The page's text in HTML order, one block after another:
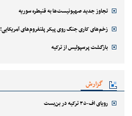
تجاوز جدید صهیونیست‌ها به قنیطره سوریه
زخم‌های کاری جنگ روی پیکر پلتفروم‌های آمریکایی!
بازگشت پرسپولیس از ترکیه
گزارش
رویای اف-۳۵ ترکیه در بن‌بست